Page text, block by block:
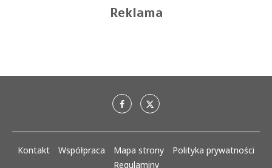
Reklama
Kontakt Współpraca Mapa strony
Polityka prywatności
Regulaminy